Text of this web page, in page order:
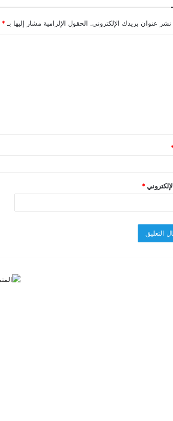
عنوان بريدك الإلكتروني. الحقول الإلزامية مشار إليها بـ*
*